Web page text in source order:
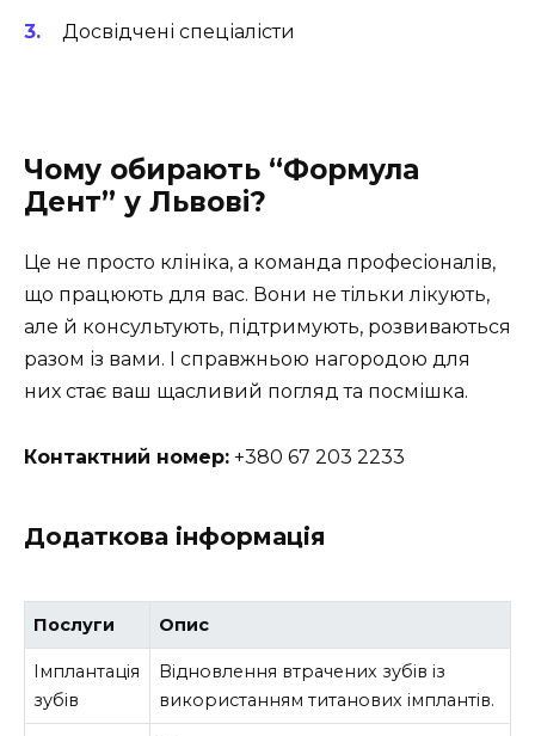
Досвідчені спеціалісти
Чому обирають “Формула
Дент” у Львові?
Це не просто клініка, а команда професіоналів,
що працюють для вас. Вони не тільки лікують,
але й консультують, підтримують, розвиваються
разом із вами. І справжньою нагородою для
них стає ваш щасливий погляд та посмішка.
Контактний номер: +380 67 203 2233
Додаткова інформація
Послуги Опис
Імплантація
зубів
Відновлення втрачених зубів із
використанням титанових імплантів.